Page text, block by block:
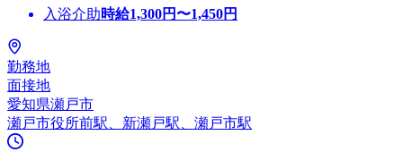
入浴介助時給1,300円〜1,450円
勤務地
面接地
愛知県瀬戸市
瀬戸市役所前駅、新瀬戸駅、瀬戸市駅